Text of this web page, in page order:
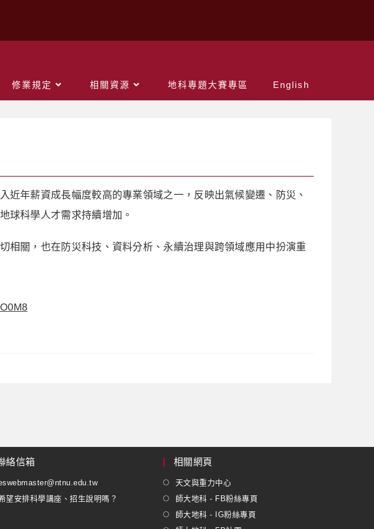
修業規定 相關資源 地科專題大賽專區 English
近年薪資成長幅度較高的專業領域之一，反映出氣候變遷、防災、
球科學人才需求持續增加。
相關，也在防災科技、資料分析、永續治理與跨領域應用中扮演重
絡信箱
望安排科學講座、招生說明嗎？
相關網頁
天文與重力中心
師大地科 - FB粉絲專頁
師大地科 - IG粉絲專頁